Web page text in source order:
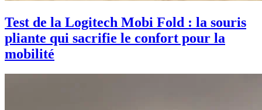
Test de la Logitech Mobi Fold : la souris
pliante qui sacrifie le confort pour la
mobilité